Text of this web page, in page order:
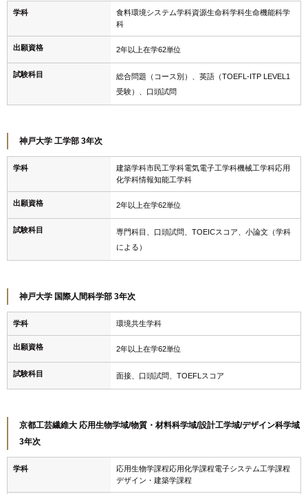
学科
食料環境システム学科資源生命科学科生命機能科学
科
出願資格 2年以上在学62単位
試験科目
総合問題（コース別）、英語（TOEFL-ITP LEVEL1
受験）、口頭試問
神戸大学 工学部 3年次
学科
建築学科市民工学科電気電子工学科機械工学科応用
化学科情報知能工学科
出願資格 2年以上在学62単位
試験科目
専門科目、口頭試問、TOEICスコア、小論文（学科
による）
神戸大学 国際人間科学部 3年次
学科 環境共生学科
出願資格 2年以上在学62単位
試験科目 面接、口頭試問、TOEFLスコア
京都工芸繊維大 応用生物学域/物質・材料科学域/設計工学域/デザイン科学域
3年次
学科
応用生物学課程応用化学課程電子システム工学課程
デザイン・建築学課程